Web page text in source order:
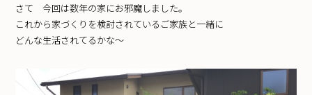
さて 今回は数年の家にお邪魔しました。
これから家づくりを検討されているご家族と一緒に
どんな生活されてるかな〜